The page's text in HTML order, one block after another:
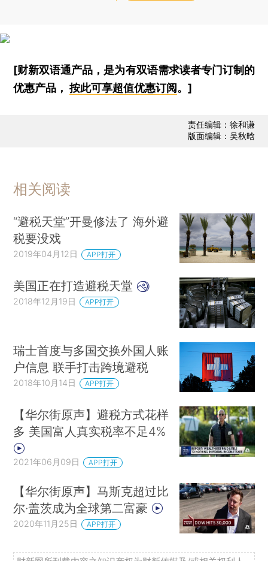
[财新双语通产品，是为有双语需求读者专门订制的
优惠产品，按此可享超值优惠订阅 。]
责任编辑：徐和谦
版面编辑：吴秋晗
相关阅读
“避税天堂”开曼修法了 海外避
税要没戏
2019年04月12日 APP打开
美国正在打造避税天堂
2018年12月19日 APP打开
瑞士首度与多国交换外国人账
户信息 联手打击跨境避税
2018年10月14日 APP打开
【华尔街原声】避税方式花样
多 美国富人真实税率不足4%
2021年06月09日 APP打开
【华尔街原声】马斯克超过比
尔·盖茨成为全球第二富豪
2020年11月25日 APP打开